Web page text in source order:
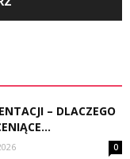
– DLACZEGO
0